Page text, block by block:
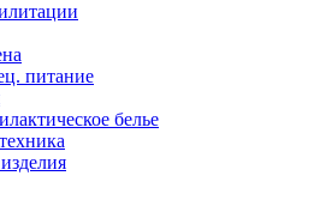
питание
белье